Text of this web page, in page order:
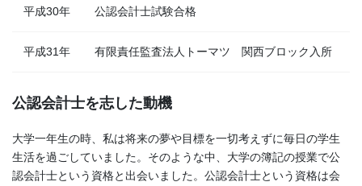
平成30年 公認会計士試験合格
平成31年 有限責任監査法人トーマツ 関西ブロック入所
公認会計士を志した動機
大学一年生の時、私は将来の夢や目標を一切考えずに毎日の学生
生活を過ごしていました。そのような中、大学の簿記の授業で公
認会計士という資格と出会いました。公認会計士という資格は会